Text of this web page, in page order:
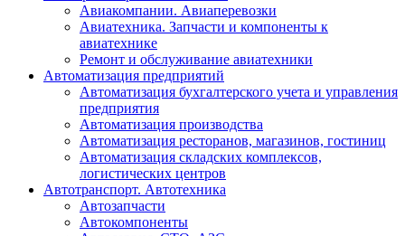
Авиакомпании. Авиаперевозки
Авиатехника. Запчасти и компоненты к
авиатехнике
Ремонт и обслуживание авиатехники
Автоматизация предприятий
Автоматизация бухгалтерского учета и управления
предприятия
Автоматизация производства
Автоматизация ресторанов, магазинов, гостиниц
Автоматизация складских комплексов,
логистических центров
Автотранспорт. Автотехника
Автозапчасти
Автокомпоненты